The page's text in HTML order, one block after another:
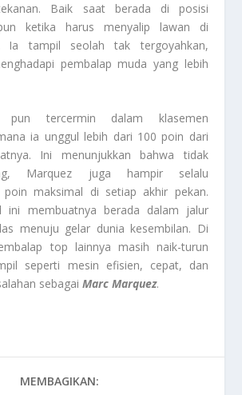
Baik saat berada di posisi
ketika harus menyalip lawan di
Ia tampil seolah tak tergoyahkan,
pembalap muda yang lebih
pun tercermin dalam klasemen
ia unggul lebih dari 100 poin dari
Ini menunjukkan bahwa tidak
Marquez juga hampir selalu
poin maksimal di setiap akhir pekan.
ini membuatnya berada dalam jalur
menuju gelar dunia kesembilan. Di
top lainnya masih naik-turun
seperti mesin efisien, cepat, dan
sebagaiMarc Marquez.
MEMBAGIKAN: